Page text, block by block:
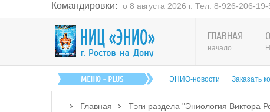
Командировки: РОСТОВ-на-ДОНУ: с 14 по 20
ГЛАВНАЯ
начало
ЭНИО-новости Заказать
Главная Тэги раздела "Эниология Виктора